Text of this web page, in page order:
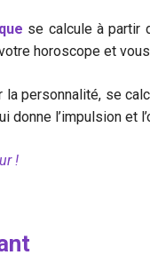
se calcule à partir
horoscope et
personnalité, se
donne l’impulsion et
!